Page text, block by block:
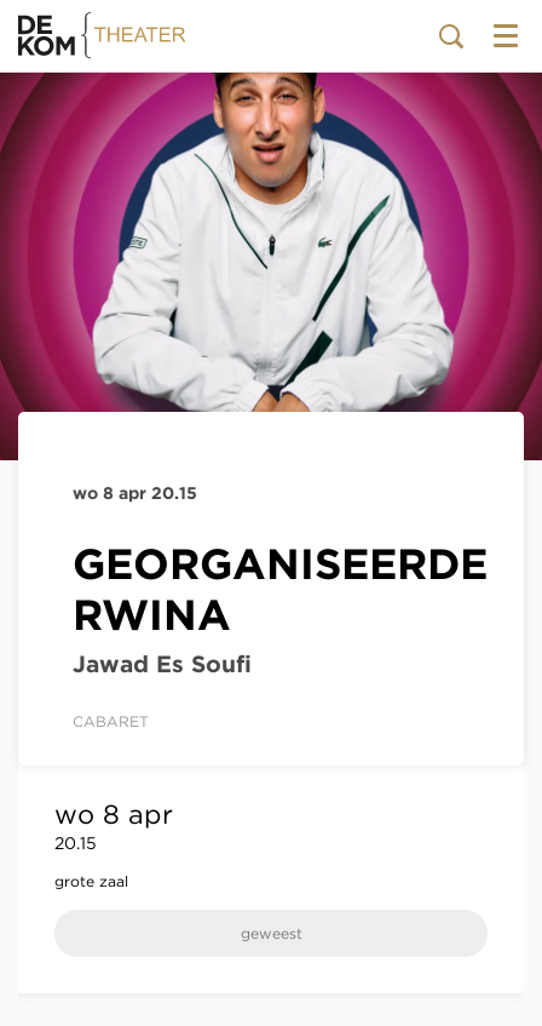
Menu
GEORGANISEERDE
RWINA
Jawad Es Soufi
wo 8 apr 20.15
CABARET
wo 8 apr
20.15
grote zaal
geweest